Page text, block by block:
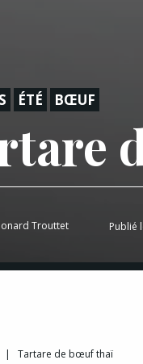
ÉTÉ BŒUF
Trouttet Publié
| Tartare de bœuf thaï